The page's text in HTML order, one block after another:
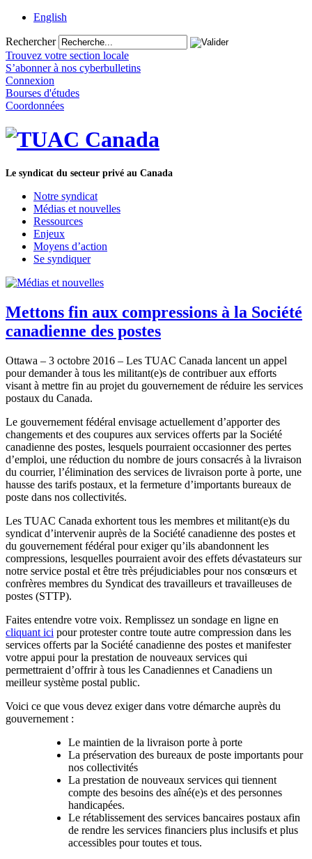
English
Rechercher
Trouvez votre section locale
S’abonner à nos cyberbulletins
Connexion
Bourses d'études
Coordonnées
Le syndicat du secteur privé au Canada
Notre syndicat
Médias et nouvelles
Ressources
Enjeux
Moyens d’action
Se syndiquer
Mettons fin aux compressions à la Société
canadienne des postes
Ottawa – 3 octobre 2016 – Les TUAC Canada lancent un appel
pour demander à tous les militant(e)s de contribuer aux efforts
visant à mettre fin au projet du gouvernement de réduire les services
postaux du Canada.
Le gouvernement fédéral envisage actuellement d’apporter des
changements et des coupures aux services offerts par la Société
canadienne des postes, lesquels pourraient occasionner des pertes
d’emploi, une réduction du nombre de jours consacrés à la livraison
du courrier, l’élimination des services de livraison porte à porte, une
hausse des tarifs postaux, et la fermeture d’importants bureaux de
poste dans nos collectivités.
Les TUAC Canada exhortent tous les membres et militant(e)s du
syndicat d’intervenir auprès de la Société canadienne des postes et
du gouvernement fédéral pour exiger qu’ils abandonnent les
compressions, lesquelles pourraient avoir des effets dévastateurs sur
notre service postal et être très préjudiciables pour nos consœurs et
confrères membres du Syndicat des travailleurs et travailleuses de
postes (STTP).
Faites entendre votre voix. Remplissez un sondage en ligne en
cliquant ici pour protester contre toute autre compression dans les
services offerts par la Société canadienne des postes et manifester
votre appui pour la prestation de nouveaux services qui
permettraient d’offrir à tous les Canadiennes et Canadiens un
meilleur système postal public.
Voici ce que vous devez exiger dans votre démarche auprès du
gouvernement :
Le maintien de la livraison porte à porte
La préservation des bureaux de poste importants pour
nos collectivités
La prestation de nouveaux services qui tiennent
compte des besoins des aîné(e)s et des personnes
handicapées.
Le rétablissement des services bancaires postaux afin
de rendre les services financiers plus inclusifs et plus
accessibles pour toutes et tous.